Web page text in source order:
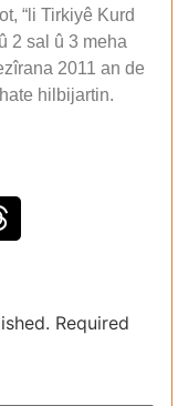
“li Tirkiyê Kurd
2 sal û 3 meha
2011 an de
hilbijartin.
Required